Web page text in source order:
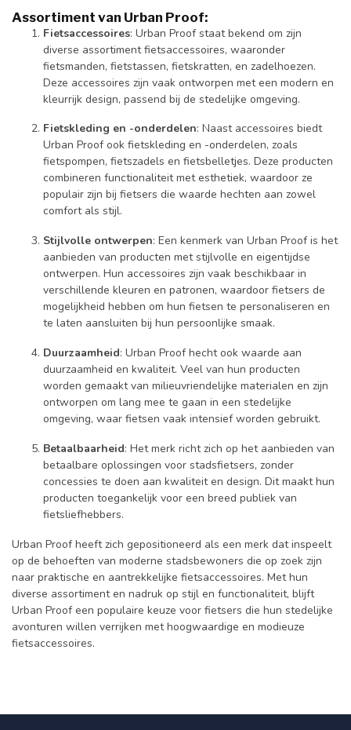
Assortiment van Urban Proof:
Fietsaccessoires: Urban Proof staat bekend om zijn
diverse assortiment fietsaccessoires, waaronder
fietsmanden, fietstassen, fietskratten, en zadelhoezen.
Deze accessoires zijn vaak ontworpen met een modern en
kleurrijk design, passend bij de stedelijke omgeving.
Fietskleding en -onderdelen: Naast accessoires biedt
Urban Proof ook fietskleding en -onderdelen, zoals
fietspompen, fietszadels en fietsbelletjes. Deze producten
combineren functionaliteit met esthetiek, waardoor ze
populair zijn bij fietsers die waarde hechten aan zowel
comfort als stijl.
Stijlvolle ontwerpen: Een kenmerk van Urban Proof is het
aanbieden van producten met stijlvolle en eigentijdse
ontwerpen. Hun accessoires zijn vaak beschikbaar in
verschillende kleuren en patronen, waardoor fietsers de
mogelijkheid hebben om hun fietsen te personaliseren en
te laten aansluiten bij hun persoonlijke smaak.
Duurzaamheid: Urban Proof hecht ook waarde aan
duurzaamheid en kwaliteit. Veel van hun producten
worden gemaakt van milieuvriendelijke materialen en zijn
ontworpen om lang mee te gaan in een stedelijke
omgeving, waar fietsen vaak intensief worden gebruikt.
Betaalbaarheid: Het merk richt zich op het aanbieden van
betaalbare oplossingen voor stadsfietsers, zonder
concessies te doen aan kwaliteit en design. Dit maakt hun
producten toegankelijk voor een breed publiek van
fietsliefhebbers.
Urban Proof heeft zich gepositioneerd als een merk dat inspeelt
op de behoeften van moderne stadsbewoners die op zoek zijn
naar praktische en aantrekkelijke fietsaccessoires. Met hun
diverse assortiment en nadruk op stijl en functionaliteit, blijft
Urban Proof een populaire keuze voor fietsers die hun stedelijke
avonturen willen verrijken met hoogwaardige en modieuze
fietsaccessoires.